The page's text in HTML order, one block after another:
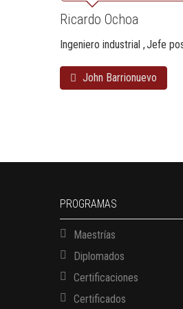
Ricardo Ochoa
Ingeniero industrial Jefe
John Barrionuevo
PROGRAMAS
Maestrías
Diplomados
Certificaciones
Certificados